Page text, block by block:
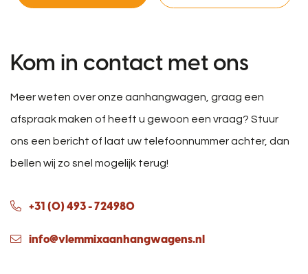
Kom in contact met ons
Meer weten over onze aanhangwagen, graag een
afspraak maken of heeft u gewoon een vraag? Stuur
ons een bericht of laat uw telefoonnummer achter, dan
bellen wij zo snel mogelijk terug!
+31 (0) 493 - 724980
info@vlemmixaanhangwagens.nl